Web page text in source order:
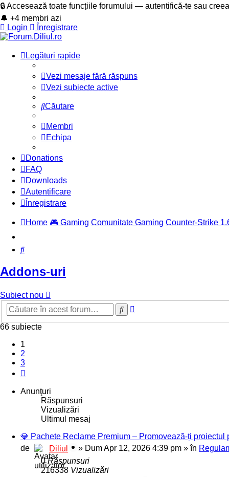
🔒 Accesează toate funcțiile forumului — autentifică-te sau
🔔 +4 membri azi
Login
Înregistrare
Legături rapide
Vezi mesaje fără răspuns
Vezi subiecte active
Căutare
Membri
Echipa
Donations
FAQ
Downloads
Autentificare
Înregistrare
Home 🎮 Gaming Comunitate Gaming Counter-Strike
Căutare
Addons-uri
Subiect nou
Căutare
66 subiecte
1
2
3
Anunţuri
Răspunsuri
Vizualizări
Ultimul mesaj
💎 Pachete Reclame Premium – Promovează-ți proiectul
de
Diliul » Dum Apr 12, 2026 4:39 pm » în
0Răspunsuri
216338 Vizualizări